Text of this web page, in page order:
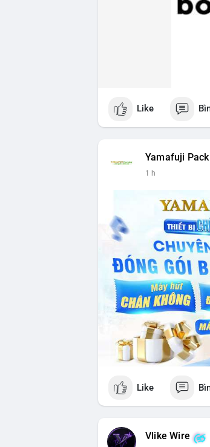
Like
Yamafuji
1 h
Like
Vlike Wire